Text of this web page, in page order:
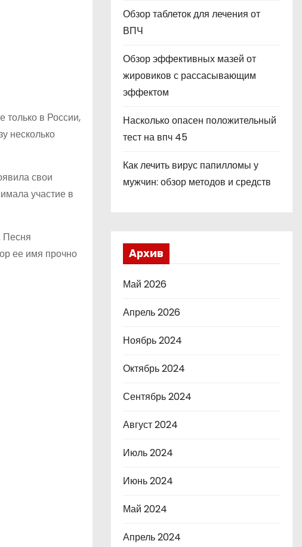
только в России,
несколько
свои
участие в
Песня
ее имя прочно
Обзор таблеток для лечения от
ВПЧ
Обзор эффективных мазей от
жировиков с рассасывающим
эффектом
Насколько опасен положительный
тест на впч 45
Как лечить вирус папилломы у
мужчин: обзор методов и средств
Архив
Май 2026
Апрель 2026
Ноябрь 2024
Октябрь 2024
Сентябрь 2024
Август 2024
Июль 2024
Июнь 2024
Май 2024
Апрель 2024